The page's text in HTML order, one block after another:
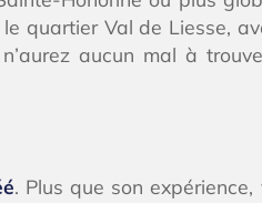
quartier Val de Liesse,
aucun mal à
. Plus que son